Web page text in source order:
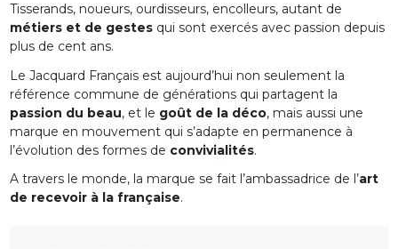
Tisserands, noueurs, ourdisseurs, encolleurs, autant de
métiers et de gestesqui sont exercés avec passion depuis
plus de cent ans.
Le Jacquard Français est aujourd’hui non seulement la
référence commune de générations qui partagent la
passion du beau, et le goût de la déco, mais aussi une
marque en mouvement qui s’adapte en permanence à
l’évolution des formes de convivialités.
A travers le monde, la marque se fait l’ambassadrice de l’art
de recevoir à la française.